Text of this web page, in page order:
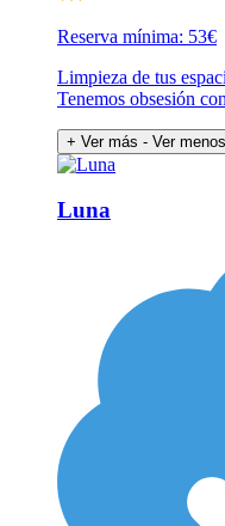
Reserva mínima: 53€
Limpieza de tus
Tenemos obsesión
+ Ver más - Ver menos
Luna